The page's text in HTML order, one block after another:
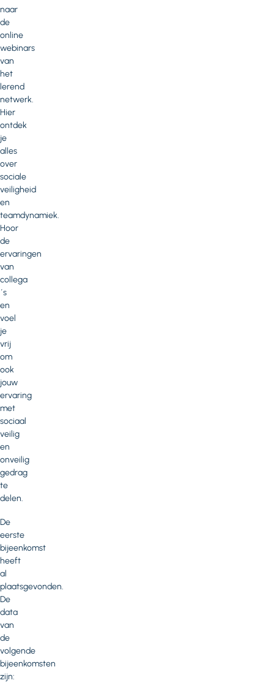
naar
de
online
webinars
van
het
lerend
netwerk.
Hier
ontdek
je
alles
over
sociale
veiligheid
en
teamdynamiek.
Hoor
de
ervaringen
van
collega
´s
en
voel
je
vrij
om
ook
jouw
ervaring
met
sociaal
veilig
en
onveilig
gedrag
te
delen.
De
eerste
bijeenkomst
heeft
al
plaatsgevonden.
De
data
van
de
volgende
bijeenkomsten
zijn: